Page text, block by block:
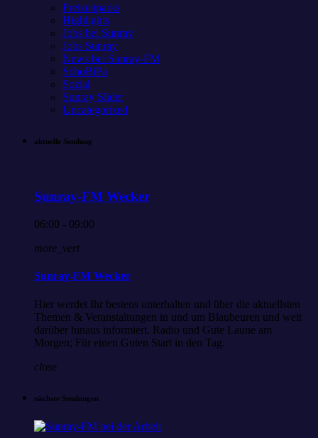
Freizeitparks
Highlights
Jobs bei Sunray
Jobs Sunray
News bei Sunray-FM
SchoBiPa
Sozial
Sunray Slider
Uncategorized
aktuelle Sendung
Sunray-FM Wecker
06:00 - 09:00
more_vert
Sunray-FM Wecker
Hier werdet Ihr bestens unterhalten und über die aktuellsten
Themen & Veranstaltungen in und um Blaubeuren und weit
darüber hinaus informiert. Radio und Gute Laune am
Morgen; Für einen Guten Start in den Tag.
close
nächste Sendungen